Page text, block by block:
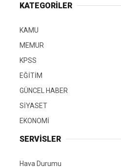
KATEGORİLER
KAMU
MEMUR
KPSS
EĞİTİM
GÜNCEL HABER
SİYASET
EKONOMİ
SERVİSLER
Hava Durumu